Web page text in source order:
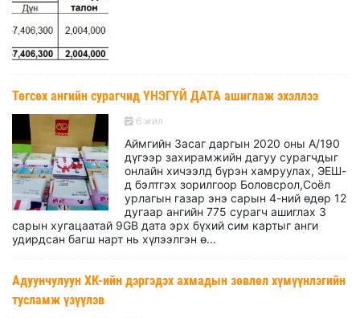
Төгсөх ангийн сурагчид ҮНЭГҮЙ ДАТА ашиглаж эхэллээ
6 жил
Аймгийн Засаг даргын 2020 оны А/190
дүгээр захирамжийн дагуу сурагчдыг
онлайн хичээлд бүрэн хамруулах, ЭЕШ-
д бэлтгэх зорилгоор Боловсрол,Соёл
урлагын газар энэ сарын 4-ний өдөр 12
дугаар ангийн 775 сурагч ашиглах 3
сарын хугацаатай 9GB дата эрх бүхий сим картыг анги
удирдсан багш нарт нь хүлээлгэн ө...
Адуунчулуун ХК-ийн дэргэдэх ахмадын зөвлөл хүмүүнлэгийн
тусламж үзүүлэв